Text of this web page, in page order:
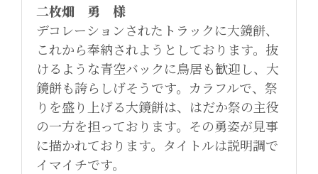
二枚畑 勇 様
デコレーションされたトラックに大鏡餅、
これから奉納されようとしております。抜
けるような青空バックに鳥居も歓迎し、大
鏡餅も誇らしげそうです。カラフルで、祭
りを盛り上げる大鏡餅は、はだか祭の主役
の一方を担っております。その勇姿が見事
に描かれております。タイトルは説明調で
イマイチです。